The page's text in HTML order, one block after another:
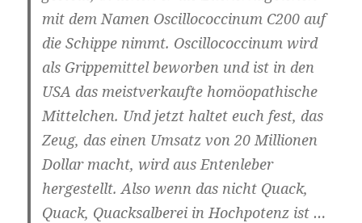
mit dem Namen Oscillococcinum C200 auf
die Schippe nimmt. Oscillococcinum wird
als Grippemittel beworben und ist in den
USA das meistverkaufte homöopathische
Mittelchen. Und jetzt haltet euch fest, das
Zeug, das einen Umsatz von 20 Millionen
Dollar macht, wird aus Entenleber
hergestellt. Also wenn das nicht Quack,
Quack, Quacksalberei in Hochpotenz ist …